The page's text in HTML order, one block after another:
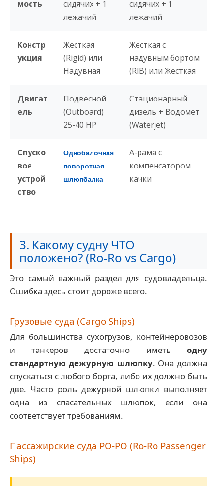
мость
сидячих + 1
лежачий
сидячих + 1
лежачий
Констр
укция
Жесткая
(Rigid) или
Надувная
Жесткая с
надувным бортом
(RIB) или Жесткая
Двигат
ель
Подвесной
(Outboard)
25-40 HP
Стационарный
дизель + Водомет
(Waterjet)
Спуско
вое
устрой
ство
Однобалочная
поворотная
шлюпбалка
А-рама с
компенсатором
качки
3. Какому судну ЧТО
положено? (Ro-Ro vs Cargo)
Это самый важный раздел для судовладельца.
Ошибка здесь стоит дороже всего.
Грузовые суда (Cargo Ships)
Для большинства сухогрузов, контейнеровозов
и танкеров достаточно иметь одну
стандартную дежурную шлюпку. Она должна
спускаться с любого борта, либо их должно быть
две. Часто роль дежурной шлюпки выполняет
одна из спасательных шлюпок, если она
соответствует требованиям.
Пассажирские суда РО-РО (Ro-Ro Passenger
Ships)